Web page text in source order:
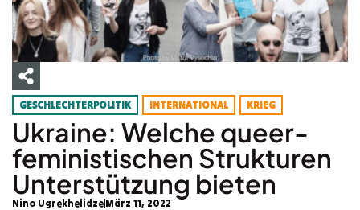
GESCHLECHTERPOLITIK INTERNATIONAL KRIEG
Ukraine: Welche queer-
feministischen Strukturen
Unterstützung bieten
Nino Ugrekhelidze März 11, 2022